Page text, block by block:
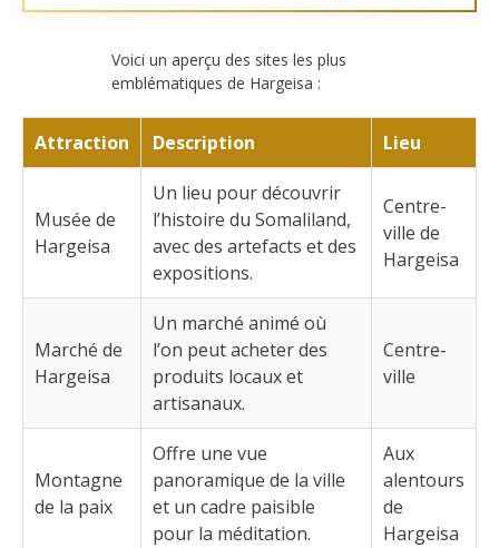
Voici un aperçu des sites les plus
emblématiques de Hargeisa :
Attraction Description Lieu
Musée de
Hargeisa
Un lieu pour découvrir
l’histoire du Somaliland,
avec des artefacts et des
expositions.
Centre-
ville de
Hargeisa
Marché de
Hargeisa
Un marché animé où
l’on peut acheter des
produits locaux et
artisanaux.
Centre-
ville
Montagne
de la paix
Offre une vue
panoramique de la ville
et un cadre paisible
pour la méditation.
Aux
alentours
de
Hargeisa